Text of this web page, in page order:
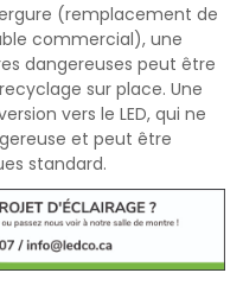
(remplacement de
commercial), une
dangereuses peut être
sur place. Une
vers le LED, qui ne
et peut être
standard.